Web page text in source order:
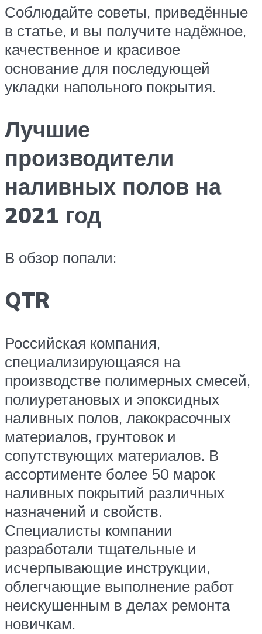
Соблюдайте советы, приведённые
в статье, и вы получите надёжное,
качественное и красивое
основание для последующей
укладки напольного покрытия.
Лучшие
производители
наливных полов на
2021 год
В обзор попали:
QTR
Российская компания,
специализирующаяся на
производстве полимерных смесей,
полиуретановых и эпоксидных
наливных полов, лакокрасочных
материалов, грунтовок и
сопутствующих материалов. В
ассортименте более 50 марок
наливных покрытий различных
назначений и свойств.
Специалисты компании
разработали тщательные и
исчерпывающие инструкции,
облегчающие выполнение работ
неискушенным в делах ремонта
новичкам.